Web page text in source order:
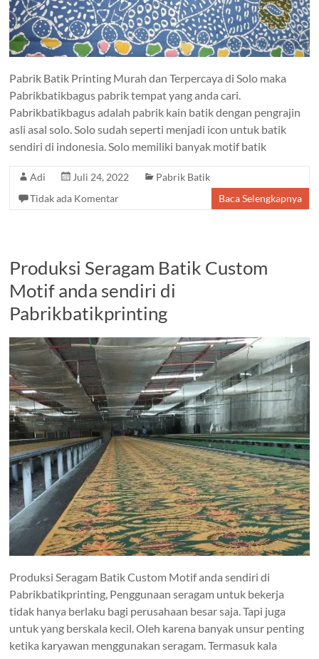
Pabrik Batik Printing Murah dan Terpercaya di Solo maka
Pabrikbatikbagus pabrik tempat yang anda cari.
Pabrikbatikbagus adalah pabrik kain batik dengan pengrajin
asli asal solo. Solo sudah seperti menjadi icon untuk batik
sendiri di indonesia. Solo memiliki banyak motif batik
Adi Juli 24, 2022
Pabrik Batik
Tidak ada Komentar
Baca Selengkapnya
Produksi Seragam Batik Custom
Motif anda sendiri di
Pabrikbatikprinting
Produksi Seragam Batik Custom Motif anda sendiri di
Pabrikbatikprinting, Penggunaan seragam untuk bekerja
tidak hanya berlaku bagi perusahaan besar saja. Tapi juga
untuk yang berskala kecil. Oleh karena banyak unsur penting
ketika karyawan menggunakan seragam. Termasuk kala